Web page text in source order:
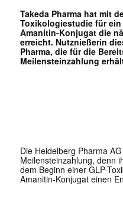
Takeda Pharma hat mit
Toxikologiestudie für
Amanitin-Konjugat die
erreicht. Nutznießerin
Pharma, die für die
Meilensteinzahlung
Die Heidelberg Pharma
Meilensteinzahlung, denn
dem Beginn einer GLP-
Amanitin-Konjugat einen